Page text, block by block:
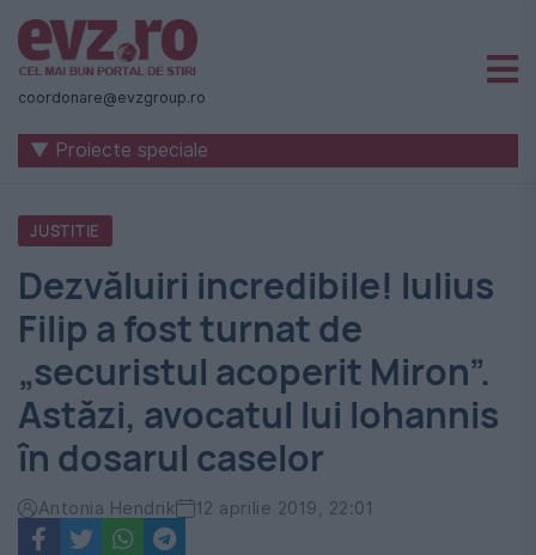
Știri
naționale
internaționale
România
-
Evenimentul
Zilei
coordonare@evzgroup.ro
▼ Proiecte speciale
JUSTITIE
Dezvăluiri incredibile! Iulius
Filip a fost turnat de
„securistul acoperit Miron”.
Astăzi, avocatul lui Iohannis
în dosarul caselor
Antonia Hendrik 12 aprilie 2019, 22:01